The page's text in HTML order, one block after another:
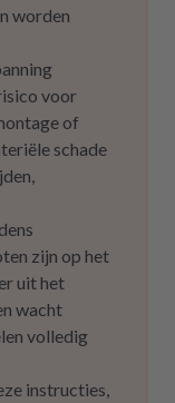
worden
voor
of
schade
zijn op het
uit het
wacht
volledig
instructies,